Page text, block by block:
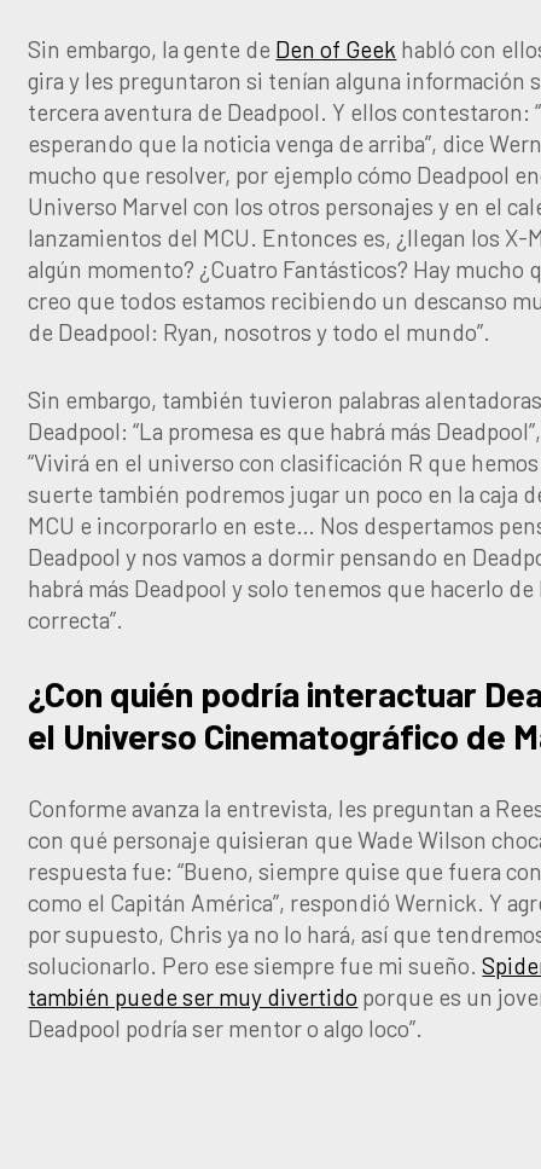
Sin embargo, la gente de Den of Geek habló con
gira y les preguntaron si tenían alguna información
tercera aventura de Deadpool. Y ellos contestaron:
esperando que la noticia venga de arriba”, dice
mucho que resolver, por ejemplo cómo Deadpool
Universo Marvel con los otros personajes y en el
lanzamientos del MCU. Entonces es, ¿llegan los X-
algún momento? ¿Cuatro Fantásticos? Hay mucho
creo que todos estamos recibiendo un descanso
de Deadpool: Ryan, nosotros y todo el mundo”.
Sin embargo, también tuvieron palabras
Deadpool: “La promesa es que habrá más
“Vivirá en el universo con clasificación R que
suerte también podremos jugar un poco en la caja
MCU e incorporarlo en este… Nos despertamos
Deadpool y nos vamos a dormir pensando en
habrá más Deadpool y solo tenemos que hacerlo de
correcta”.
¿Con quién podría interactuar
el Universo Cinematográfico de
Conforme avanza la entrevista, les preguntan a
con qué personaje quisieran que Wade Wilson
respuesta fue: “Bueno, siempre quise que fuera
como el Capitán América”, respondió Wernick. Y
por supuesto, Chris ya no lo hará, así que
solucionarlo. Pero ese siempre fue mi sueño.
también puede ser muy divertido porque es un
Deadpool podría ser mentor o algo loco”.